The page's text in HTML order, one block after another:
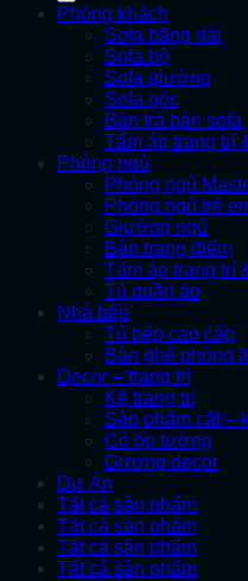
Phòng khách
Sofa băng dài
Sofa bộ
Sofa giường
Sofa góc
Bàn trà bàn sofa
Tấm áp trang trí
Phòng ngủ
Phòng ngủ
Phòng ngủ trẻ
Giường ngủ
Bàn trang điểm
Tấm áp trang trí
Tủ quần áo
Nhà bếp
Tủ bếp cao cấp
Bàn ghế phòng
Decor – trang trí
Kệ trang trí
Sản phẩm cắt –
Cỏ ốp tường
Gương decor
Dự Án
Tất cả sản phẩm
Tất cả sản phẩm
Tất cả sản phẩm
Tất cả sản phẩm